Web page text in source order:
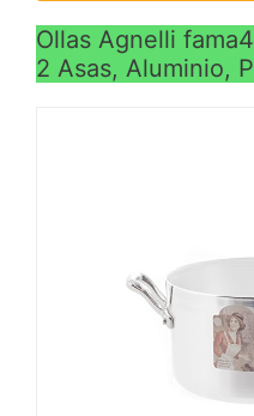
Ollas Agnelli
2 Asas, Aluminio,